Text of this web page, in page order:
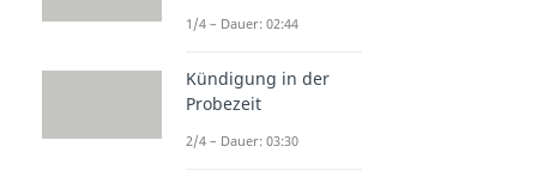
1/4 – Dauer: 02:44
Kündigung in der
Probezeit
2/4 – Dauer: 03:30